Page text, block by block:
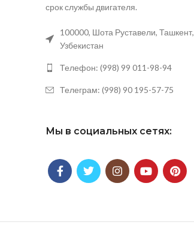
срок службы двигателя.
100000, Шота Руставели, Ташкент,
Узбекистан
Телефон: (998) 99 011-98-94
Телеграм: (998) 90 195-57-75
Мы в социальных сетях: